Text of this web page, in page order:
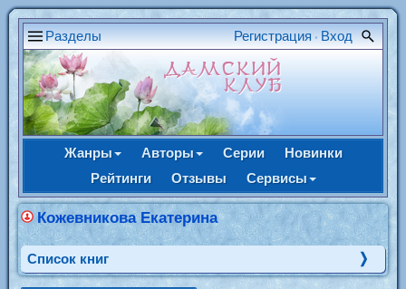
Разделы Регистрация • Вход
Жанры Авторы Серии
Новинки
Рейтинги
Отзывы Сервисы
Кожевникова Екатерина
Cписок книг